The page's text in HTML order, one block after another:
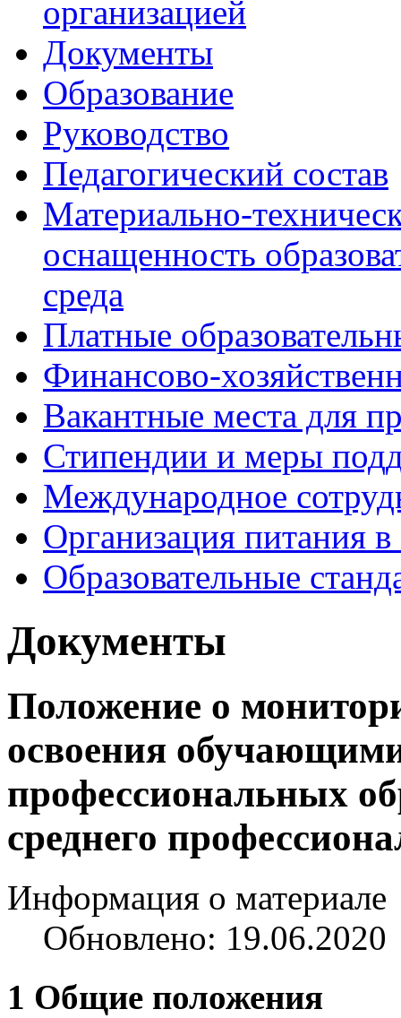
организацией
Документы
Образование
Руководство
Педагогический состав
Материально-
оснащенность
среда
Платные
Финансово-
Вакантные места для
Стипендии и меры
Международное
Организация питания в
Образовательные
Документы
Положение о
освоения
профессиональных
среднего
Информация о материале
Обновлено: 19.06.2020
1 Общие положения